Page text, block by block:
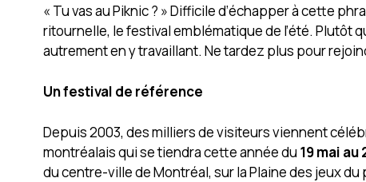
« Tu vas au Piknic ? » Difficile d’échapper à cette
ritournelle, le festival emblématique de l’été. Plutôt
autrement en y travaillant. Ne tardez plus pour
Un festival de référence
Depuis 2003, des milliers de visiteurs viennent
montréalais qui se tiendra cette année du 19 mai
du centre-ville de Montréal, sur la Plaine des jeux du